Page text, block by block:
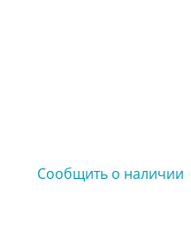
Сообщить о наличии